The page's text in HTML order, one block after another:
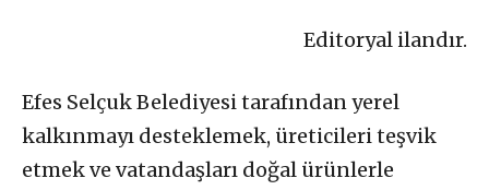
Editoryal ilandır.
Efes Selçuk Belediyesi tarafından yerel
kalkınmayı desteklemek, üreticileri teşvik
etmek ve vatandaşları doğal ürünlerle